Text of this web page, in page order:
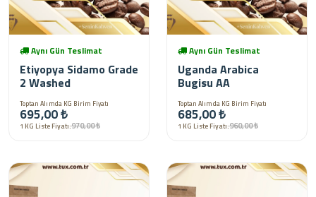
Aynı Gün Teslimat
Etiyopya Sidamo Grade
2 Washed
Toptan Alımda KG Birim Fiyatı
695,00 ₺
1 KG Liste Fiyatı:970,00 ₺
Aynı Gün Teslimat
Uganda Arabica
Bugisu AA
Toptan Alımda KG Birim Fiyatı
685,00 ₺
1 KG Liste Fiyatı:960,00 ₺